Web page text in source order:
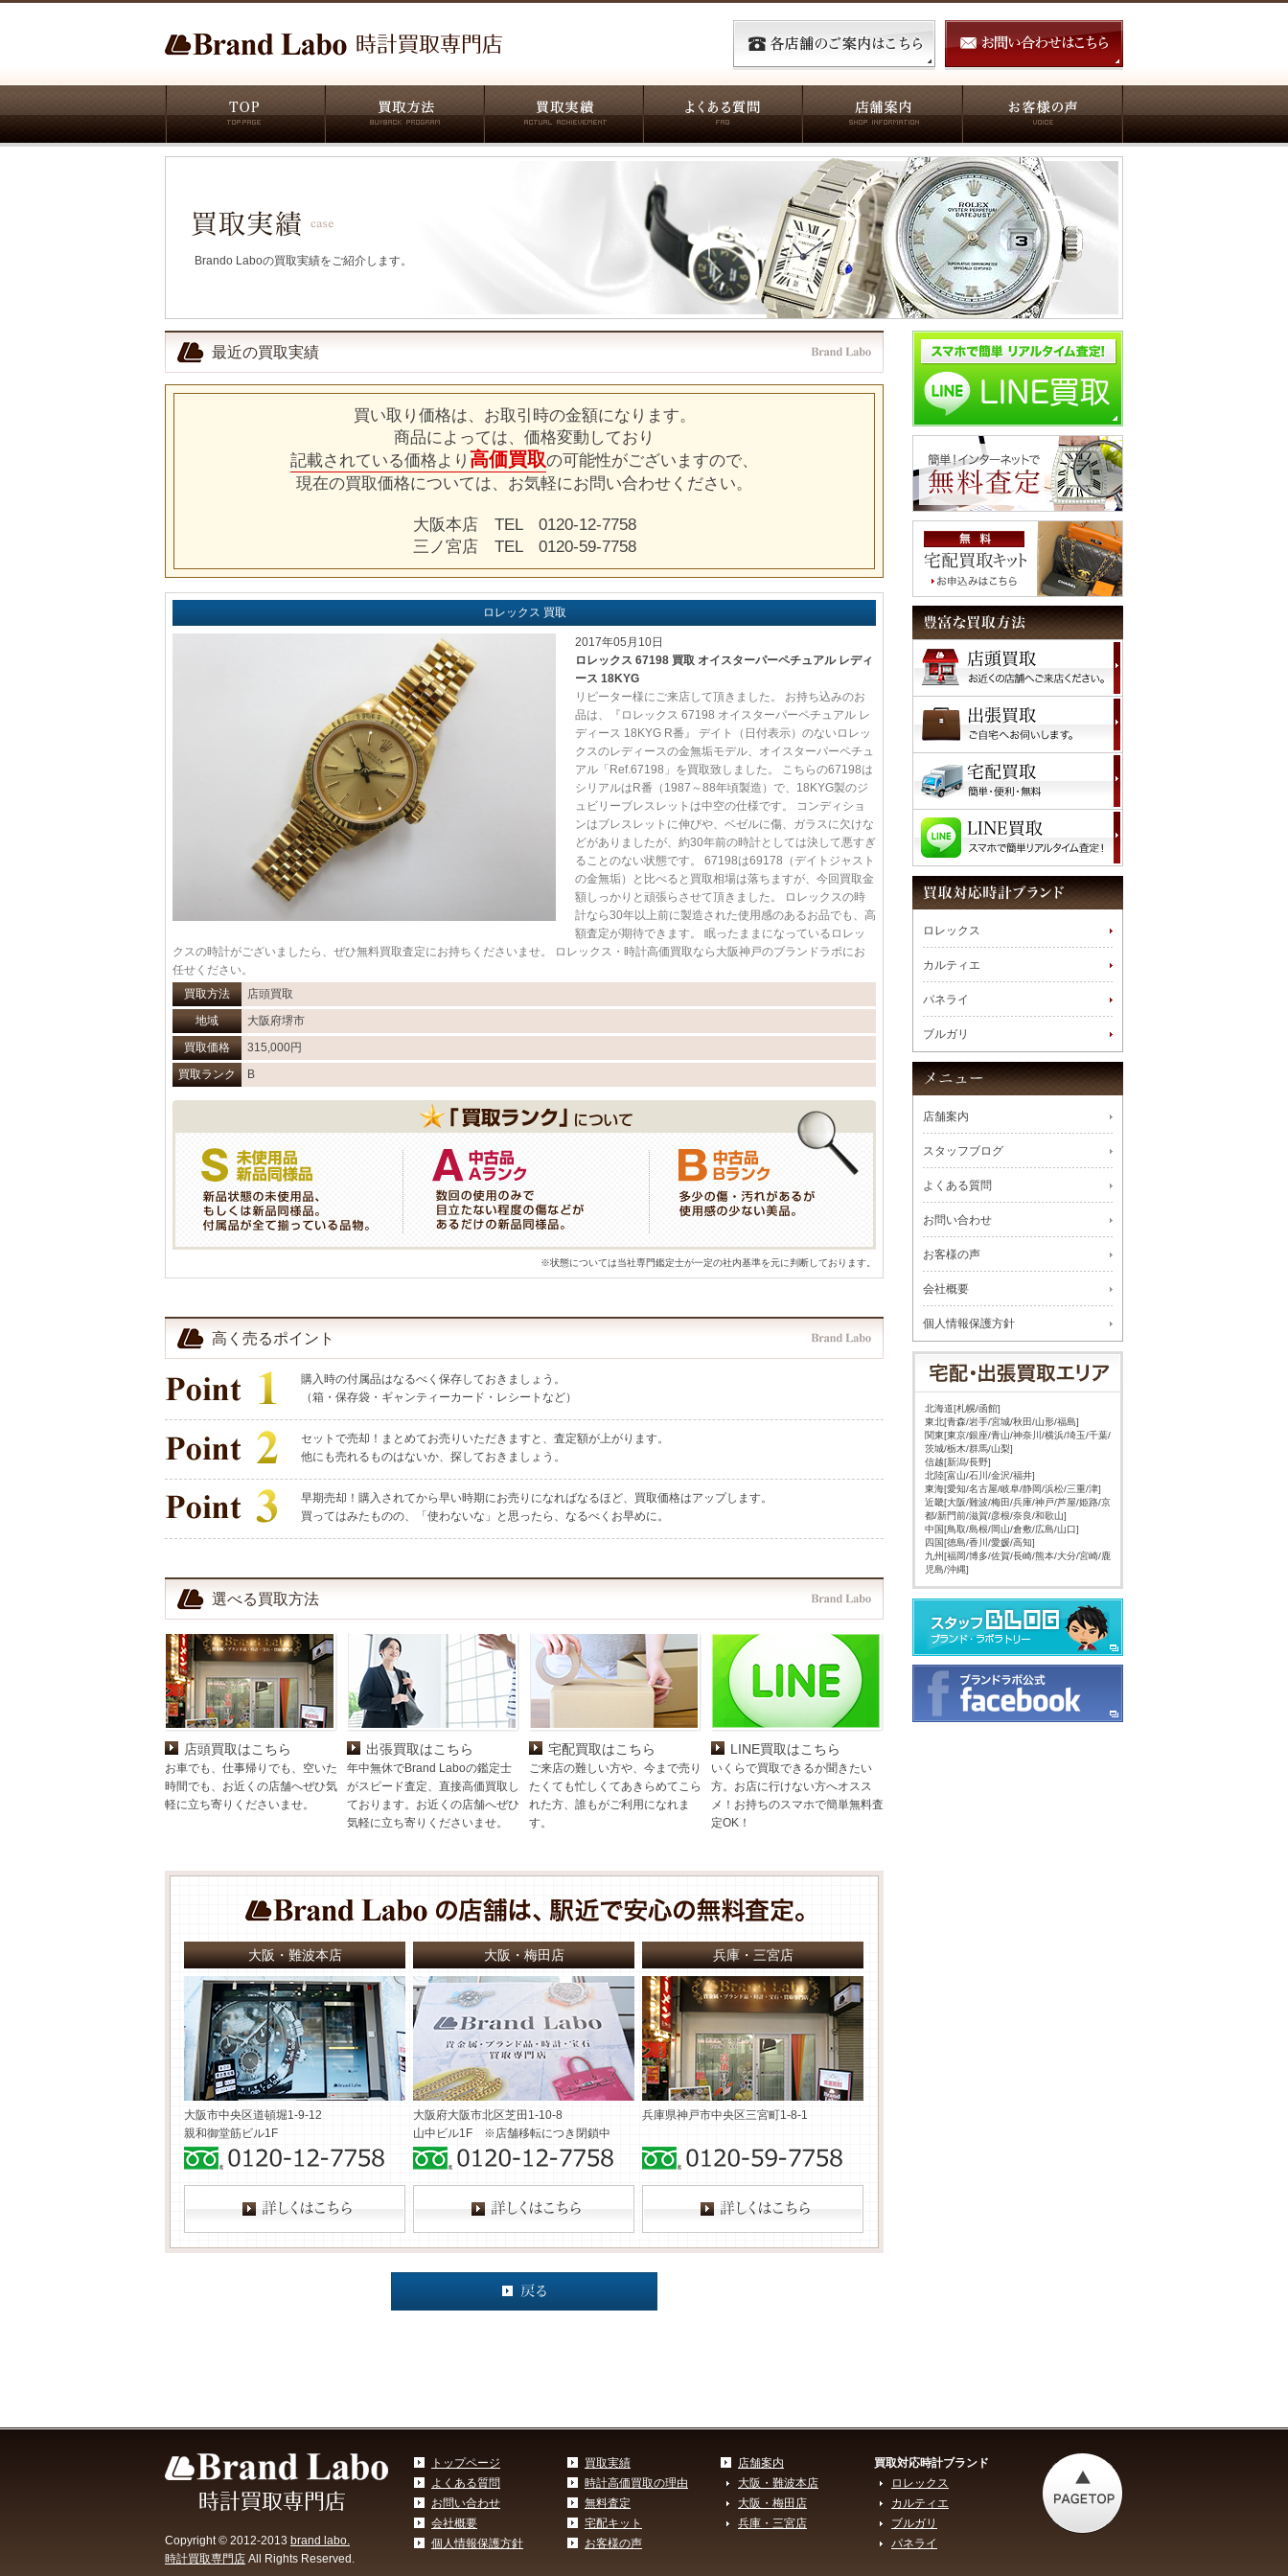
Brando Laboの買取実績をご紹介します。
最近の買取実績
買い取り価格は、お取引時の金額になります。
商品によっては、価格変動しており
記載されている価格より 高価買取の可能性がございますので、
現在の買取価格については、お気軽にお問い合わせください。
大阪本店 TEL 0120-12-7758
三ノ宮店 TEL 0120-59-7758
ロレックス 買取
2017年05月10日
ロレックス 67198 買取 オイスターパーペチュアル レディ
ース 18KYG
リピーター様にご来店して頂きました。 お持ち込みのお
品は、『ロレックス 67198 オイスターパーペチュアル レ
ディース 18KYG R番』 デイト（日付表示）のないロレッ
クスのレディースの金無垢モデル、オイスターパーペチュ
アル「Ref.67198」を買取致しました。 こちらの67198は
シリアルはR番（1987～88年頃製造）で、18KYG製のジ
ュビリーブレスレットは中空の仕様です。 コンディショ
ンはブレスレットに伸びや、ベゼルに傷、ガラスに欠けな
どがありましたが、約30年前の時計としては決して悪すぎ
ることのない状態です。 67198は69178（デイトジャスト
の金無垢）と比べると買取相場は落ちますが、今回買取金
額しっかりと頑張らさせて頂きました。 ロレックスの時
計なら30年以上前に製造された使用感のあるお品でも、高
額査定が期待できます。 眠ったままになっているロレッ
クスの時計がございましたら、ぜひ無料買取査定にお持ちくださいませ。 ロレックス・時計高価買取なら大阪神戸のブランドラボにお
任せください。
買取方法
店頭買取
地域
大阪府堺市
買取価格
315,000円
買取ランク
B
※状態については当社専門鑑定士が一定の社内基準を元に判断しております。
高く売るポイント
購入時の付属品はなるべく保存しておきましょう。
（箱・保存袋・ギャンティーカード・レシートなど）
セットで売却！まとめてお売りいただきますと、査定額が上がります。
他にも売れるものはないか、探しておきましょう。
早期売却！購入されてから早い時期にお売りになればなるほど、買取価格はアップします。
買ってはみたものの、「使わないな」と思ったら、なるべくお早めに。
選べる買取方法
店頭買取はこちら
お車でも、仕事帰りでも、空いた
時間でも、お近くの店舗へぜひ気
軽に立ち寄りくださいませ。
出張買取はこちら
年中無休でBrand Laboの鑑定士
がスピード査定、直接高価買取し
ております。お近くの店舗へぜひ
気軽に立ち寄りくださいませ。
宅配買取はこちら
ご来店の難しい方や、今まで売り
たくても忙しくてあきらめてこら
れた方、誰もがご利用になれま
す。
LINE買取はこちら
いくらで買取できるか聞きたい
方。お店に行けない方へオスス
メ！お持ちのスマホで簡単無料査
定OK！
大阪・難波本店
大阪市中央区道頓堀1-9-12
親和御堂筋ビル1F
大阪・梅田店
大阪府大阪市北区芝田1-10-8
山中ビル1F ※店舗移転につき閉鎖中
兵庫・三宮店
兵庫県神戸市中央区三宮町1-8-1
ロレックス
カルティエ
パネライ
ブルガリ
店舗案内
スタッフブログ
よくある質問
お問い合わせ
お客様の声
会社概要
個人情報保護方針
北海道[札幌/函館]
東北[青森/岩手/宮城/秋田/山形/福島]
関東[東京/銀座/青山/神奈川/横浜/埼玉/千葉/
茨城/栃木/群馬/山梨]
信越[新潟/長野]
北陸[富山/石川/金沢/福井]
東海[愛知/名古屋/岐阜/静岡/浜松/三重/津]
近畿[大阪/難波/梅田/兵庫/神戸/芦屋/姫路/京
都/新門前/滋賀/彦根/奈良/和歌山]
中国[鳥取/島根/岡山/倉敷/広島/山口]
四国[徳島/香川/愛媛/高知]
九州[福岡/博多/佐賀/長崎/熊本/大分/宮崎/鹿
児島/沖縄]
Copyright © 2012-2013 brand labo.
時計買取専門店 All Rights Reserved.
トップページ
よくある質問
お問い合わせ
会社概要
個人情報保護方針
買取実績
時計高価買取の理由
無料査定
宅配キット
お客様の声
店舗案内
大阪・難波本店
大阪・梅田店
兵庫・三宮店
買取対応時計ブランド
ロレックス
カルティエ
ブルガリ
パネライ